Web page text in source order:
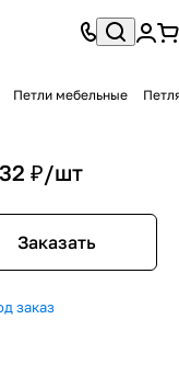
Петли мебельные
₽/шт
Заказать
заказ